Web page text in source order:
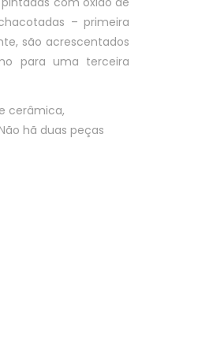
– primeira
são acrescentados
para uma terceira
cerâmica,
hã duas peças